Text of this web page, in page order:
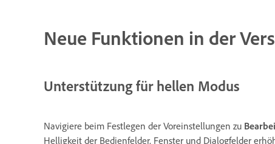
Neue Funktionen in der
Unterstützung für hellen Modus
Navigiere beim Festlegen der Voreinstellungen zu
Helligkeit der Bedienfelder, Fenster und Dialogfelder